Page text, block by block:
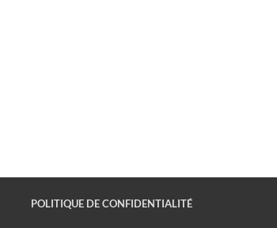
POLITIQUE DE CONFIDENTIALITÉ